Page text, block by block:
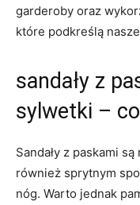
garderoby oraz
które podkreślą
sandały z
sylwetki –
Sandały z paskami
również sprytnym
nóg. Warto jednak